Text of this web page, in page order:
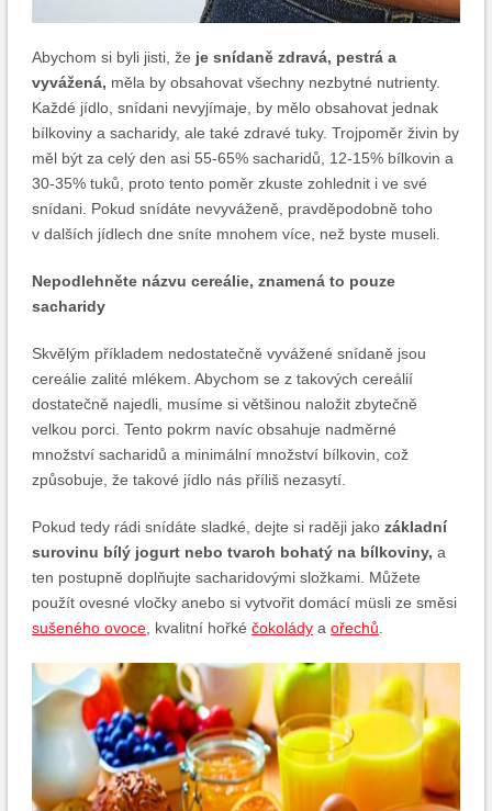
Abychom si byli jisti, že je snídaně zdravá, pestrá a
vyvážená, měla by obsahovat všechny nezbytné nutrienty.
Každé jídlo, snídani nevyjímaje, by mělo obsahovat jednak
bílkoviny a sacharidy, ale také zdravé tuky. Trojpoměr živin by
měl být za celý den asi 55-65% sacharidů, 12-15% bílkovin a
30-35% tuků, proto tento poměr zkuste zohlednit i ve své
snídani. Pokud snídáte nevyváženě, pravděpodobně toho
v dalších jídlech dne sníte mnohem více, než byste museli.
Nepodlehněte názvu cereálie, znamená to pouze
sacharidy
Skvělým příkladem nedostatečně vyvážené snídaně jsou
cereálie zalité mlékem. Abychom se z takových cereálií
dostatečně najedli, musíme si většinou naložit zbytečně
velkou porci. Tento pokrm navíc obsahuje nadměrné
množství sacharidů a minimální množství bílkovin, což
způsobuje, že takové jídlo nás příliš nezasytí.
Pokud tedy rádi snídáte sladké, dejte si raději jako základní
surovinu bílý jogurt nebo tvaroh bohatý na bílkoviny, a
ten postupně doplňujte sacharidovými složkami. Můžete
použít ovesné vločky anebo si vytvořit domácí müsli ze směsi
sušeného ovoce , kvalitní hořké čokolády a ořechů